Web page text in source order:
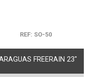
REF: SO-50
FREERAIN 23"